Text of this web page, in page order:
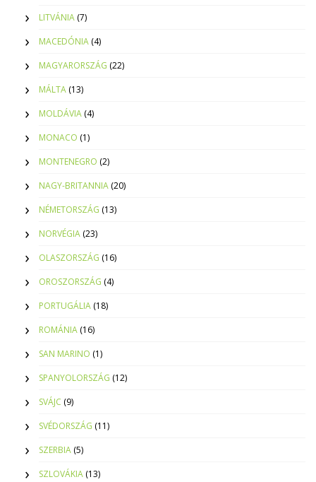
LITVÁNIA (7)
MACEDÓNIA (4)
MAGYARORSZÁG (22)
MÁLTA (13)
MOLDÁVIA (4)
MONACO (1)
MONTENEGRO (2)
NAGY-BRITANNIA (20)
NÉMETORSZÁG (13)
NORVÉGIA (23)
OLASZORSZÁG (16)
OROSZORSZÁG (4)
PORTUGÁLIA (18)
ROMÁNIA (16)
SAN MARINO (1)
SPANYOLORSZÁG (12)
SVÁJC (9)
SVÉDORSZÁG (11)
SZERBIA (5)
SZLOVÁKIA (13)